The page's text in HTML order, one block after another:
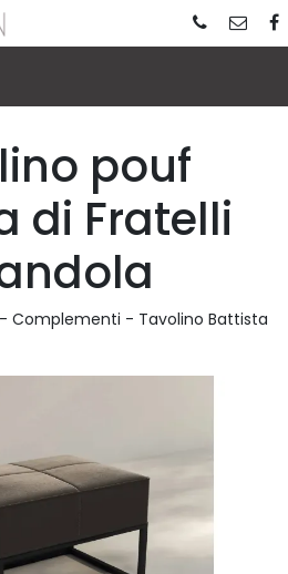
pouf
di Fratelli
- Complementi - Tavolino Battista